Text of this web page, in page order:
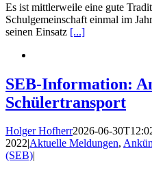
Es ist mittlerweile eine gute
Schulgemeinschaft einmal im
seinen Einsatz [...]
SEB-Information:
Schülertransport
Holger Hofherr2026-06-
2022|Aktuelle Meldungen,
(SEB)|